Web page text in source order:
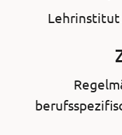
Lehrinstitut